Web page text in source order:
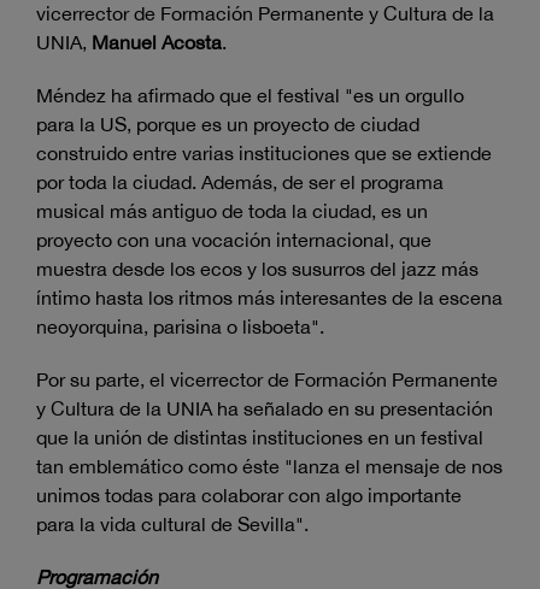
vicerrector de Formación Permanente y Cultura de la
UNIA, Manuel Acosta.
Méndez ha afirmado que el festival "es un orgullo
para la US, porque es un proyecto de ciudad
construido entre varias instituciones que se extiende
por toda la ciudad. Además, de ser el programa
musical más antiguo de toda la ciudad, es un
proyecto con una vocación internacional, que
muestra desde los ecos y los susurros del jazz más
íntimo hasta los ritmos más interesantes de la escena
neoyorquina, parisina o lisboeta".
Por su parte, el vicerrector de Formación Permanente
y Cultura de la UNIA ha señalado en su presentación
que la unión de distintas instituciones en un festival
tan emblemático como éste "lanza el mensaje de nos
unimos todas para colaborar con algo importante
para la vida cultural de Sevilla".
Programación